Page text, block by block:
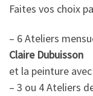
Faites vos choix
– 6 Ateliers
Claire Dubuisson
et la peinture avec
– 3 ou 4 Ateliers